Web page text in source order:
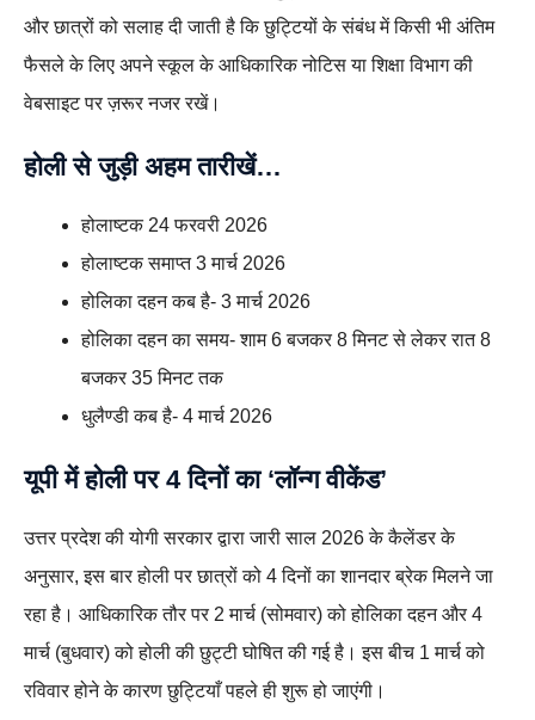
और छात्रों को सलाह दी जाती है कि छुट्टियों के संबंध में किसी भी अंतिम
फैसले के लिए अपने स्कूल के आधिकारिक नोटिस या शिक्षा विभाग की
वेबसाइट पर ज़रूर नजर रखें।
होली से जुड़ी अहम तारीखें…
होलाष्टक 24 फरवरी 2026
होलाष्टक समाप्त 3 मार्च 2026
होलिका दहन कब है- 3 मार्च 2026
होलिका दहन का समय- शाम 6 बजकर 8 मिनट से लेकर रात 8
बजकर 35 मिनट तक
धुलैण्डी कब है- 4 मार्च 2026
यूपी में होली पर 4 दिनों का ‘लॉन्ग वीकेंड’
उत्तर प्रदेश की योगी सरकार द्वारा जारी साल 2026 के कैलेंडर के
अनुसार, इस बार होली पर छात्रों को 4 दिनों का शानदार ब्रेक मिलने जा
रहा है। आधिकारिक तौर पर 2 मार्च (सोमवार) को होलिका दहन और 4
मार्च (बुधवार) को होली की छुट्टी घोषित की गई है। इस बीच 1 मार्च को
रविवार होने के कारण छुट्टियाँ पहले ही शुरू हो जाएंगी।